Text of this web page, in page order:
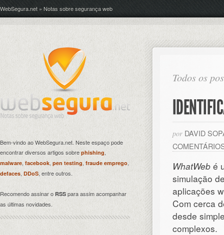
WebSegura.net » Notas sobre segurança web
Todos os
por DAVID
WhatWeb é
simulação
aplicações
Com cerca
desde
complexos.
Bem-vindo ao WebSegura.net. Neste espaço pode
encontrar diversos artigos sobre phishing,
malware, facebook, pen testing fraude emprego,
defaces, DDoS, entre outros.
Recomendo assinar o RSS para assim acompanhar
as últimas novidades.